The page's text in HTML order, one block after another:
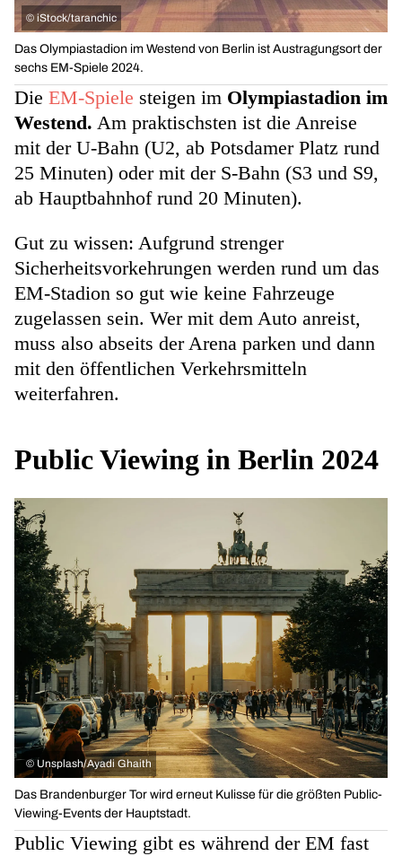
© iStock/taranchic
Das Olympiastadion im Westend von Berlin ist Austragungsort der
sechs EM-Spiele 2024.
Die EM-Spiele steigen im Olympiastadion im
Westend. Am praktischsten ist die Anreise
mit der U-Bahn (U2, ab Potsdamer Platz rund
25 Minuten) oder mit der S-Bahn (S3 und S9,
ab Hauptbahnhof rund 20 Minuten).
Gut zu wissen: Aufgrund strenger
Sicherheitsvorkehrungen werden rund um das
EM-Stadion so gut wie keine Fahrzeuge
zugelassen sein. Wer mit dem Auto anreist,
muss also abseits der Arena parken und dann
mit den öffentlichen Verkehrsmitteln
weiterfahren.
Public Viewing in Berlin 2024
© Unsplash/Ayadi Ghaith
Das Brandenburger Tor wird erneut Kulisse für die größten Public-
Viewing-Events der Hauptstadt.
Public Viewing gibt es während der EM fast